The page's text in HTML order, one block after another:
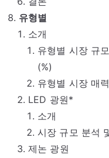
유형별
소개
유형별 시장 규
(%)
유형별 시장 매
LED 광원*
소개
시장 규모 분석
제논 광원